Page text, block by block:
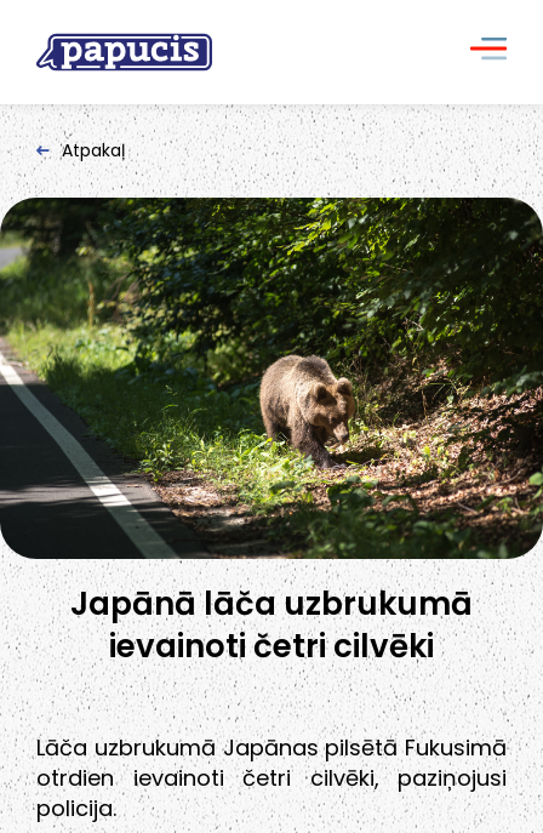
Atpakaļ
Japānā lāča uzbrukumā
ievainoti četri cilvēki
Lāča uzbrukumā Japānas pilsētā Fukusimā
otrdien ievainoti četri cilvēki, paziņojusi
policija.